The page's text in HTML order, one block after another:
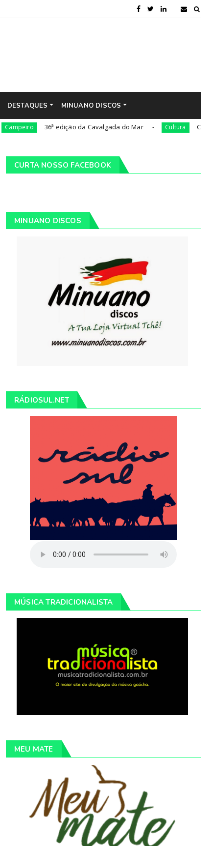
DESTAQUES MINUANO DISCOS
36ª edição da Cavalgada do Mar Cultura César Oliveira
CURTA NOSSO FACEBOOK
MINUANO DISCOS
RÁDIOSUL.NET
MÚSICA TRADICIONALISTA
MEU MATE